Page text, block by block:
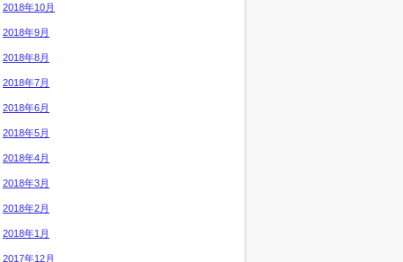
2018年10月
2018年9月
2018年8月
2018年7月
2018年6月
2018年5月
2018年4月
2018年3月
2018年2月
2018年1月
2017年12月